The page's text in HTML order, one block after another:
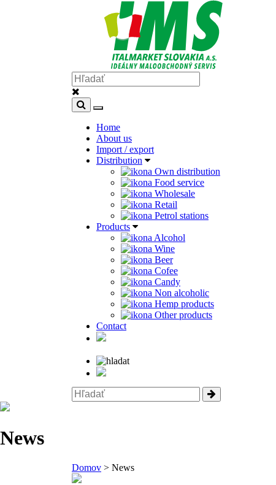
Home
About us
Import / export
Distribution
Own distribution
Food service
Wholesale
Retail
Petrol stations
Products
Alcohol
Wine
Beer
Cofee
Candy
Non alcoholic
Hemp products
Other products
Contact
News
Domov > News